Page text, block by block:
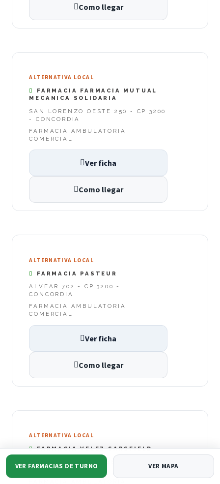
Como llegar
ALTERNATIVA LOCAL
FARMACIA FARMACIA MUTUAL
MECANICA SOLIDARIA
SAN LORENZO OESTE 250 - CP 3200
- CONCORDIA
FARMACIA AMBULATORIA
COMERCIAL
Ver ficha
Como llegar
ALTERNATIVA LOCAL
FARMACIA PASTEUR
ALVEAR 702 - CP 3200 -
CONCORDIA
FARMACIA AMBULATORIA
COMERCIAL
Ver ficha
Como llegar
ALTERNATIVA LOCAL
FARMACIA VELEZ SARSFIELD
VÉLEZ SÁRSFIELD 248 - CP 3200 -
CONCORDIA
VER FARMACIAS DE TURNO VER MAPA